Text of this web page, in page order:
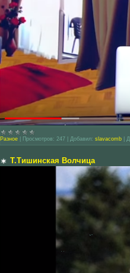
Разное Просмотров: 247 Добавил: slavacomb
Т.Тишинская Волчица